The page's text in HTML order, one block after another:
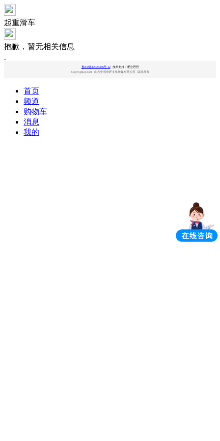
起重滑车
抱歉，暂无相关信息
鲁ICP备12025456号-12
技术支持：爱企巴巴
Copyright@2021 山东中视金匠文化传媒有限公司 版权所有
首页
频道
购物车
消息
我的